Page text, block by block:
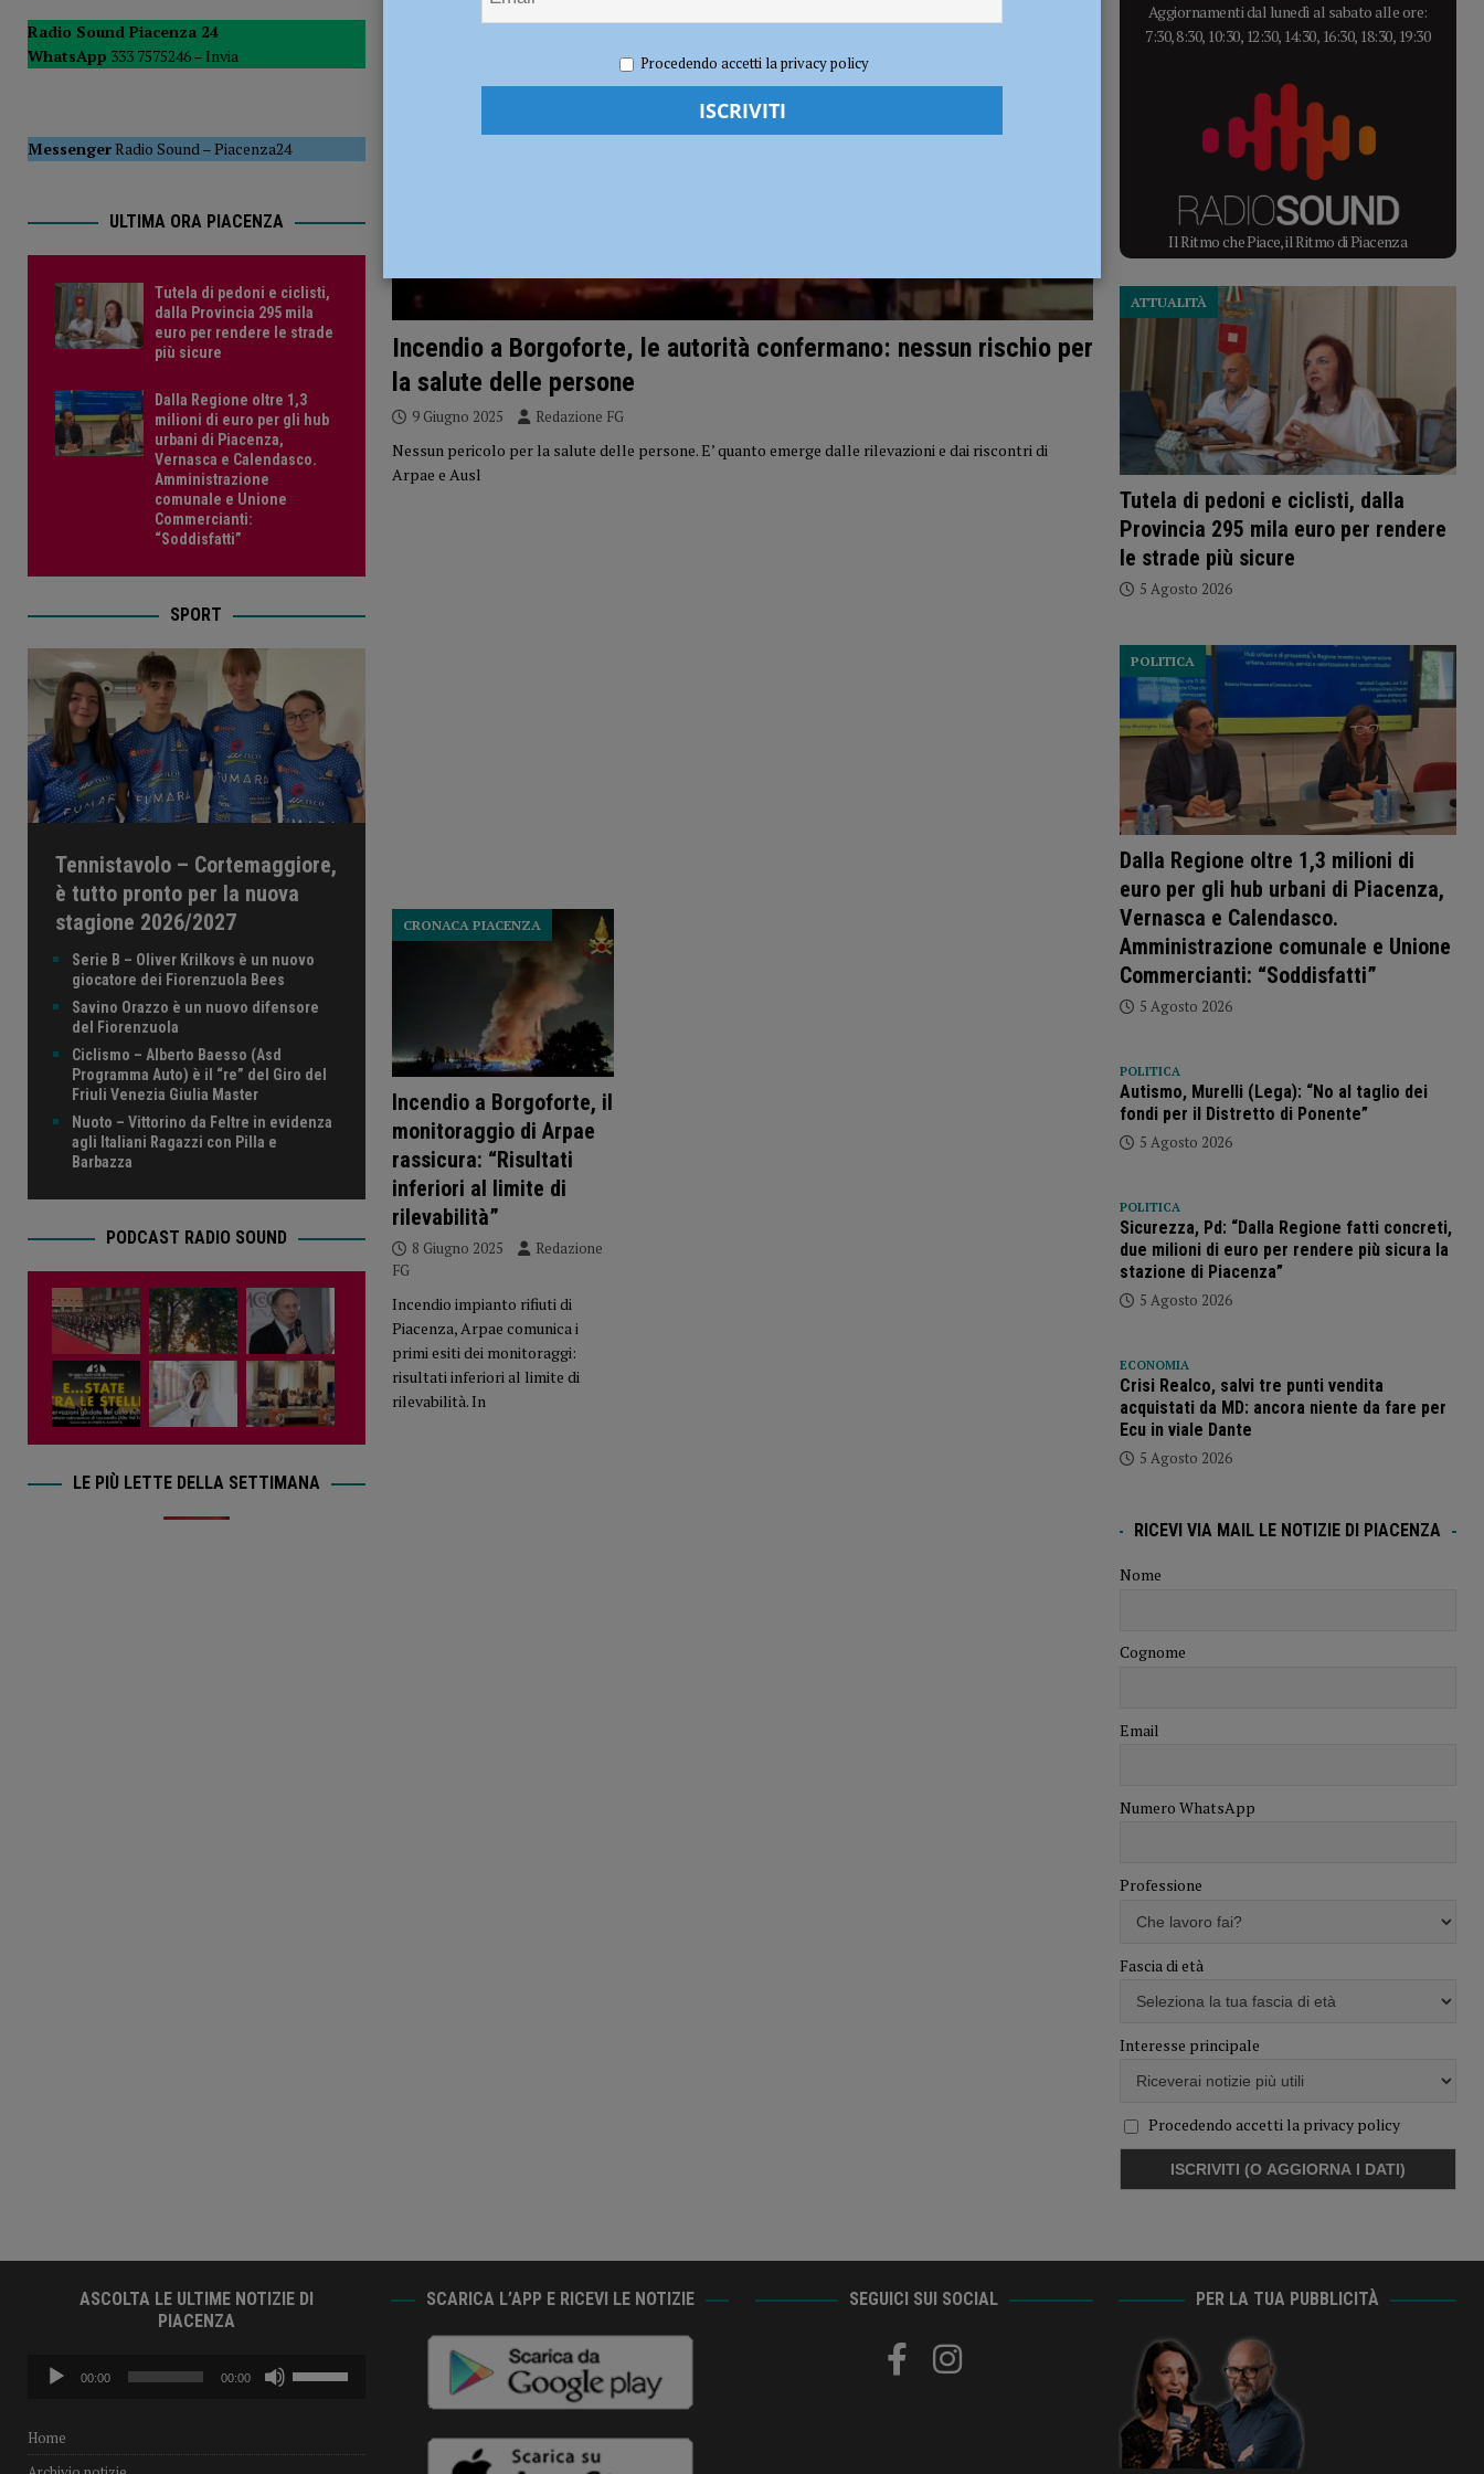
POLITICA
[ 5 Agosto 2026 ] Caldo estremo e asili nido, Tagliaferri (FdI): “Verificare subito la situazione nella provincia di Piacenza”
Incendio a Borgoforte, le autorità confermano: nessun rischio per
la salute delle persone
9 Giugno 2025 Redazione FG
Nessun pericolo per la salute delle persone. E’ quanto emerge dalle rilevazioni e dai riscontri di
Arpae e Ausl
CRONACA PIACENZA
Incendio a Borgoforte, il
monitoraggio di Arpae
rassicura: “Risultati
inferiori al limite di
rilevabilità”
8 Giugno 2025
Redazione
FG
Incendio impianto rifiuti di
Piacenza, Arpae comunica i
primi esiti dei monitoraggi:
risultati inferiori al limite di
rilevabilità. In
Radio Sound Piacenza 24
WhatsApp 333 7575246 – Invia
MessengerRadio Sound–Piacenza24
ULTIMA ORA PIACENZA
Tutela di pedoni e ciclisti,
dalla Provincia 295 mila
euro per rendere le strade
più sicure
Dalla Regione oltre 1,3
milioni di euro per gli hub
urbani di Piacenza,
Vernasca e Calendasco.
Amministrazione
comunale e Unione
Commercianti:
“Soddisfatti”
SPORT
Tennistavolo – Cortemaggiore,
è tutto pronto per la nuova
stagione 2026/2027
Serie B – Oliver Krilkovs è un nuovo
giocatore dei Fiorenzuola Bees
Savino Orazzo è un nuovo difensore
del Fiorenzuola
Ciclismo – Alberto Baesso (Asd
Programma Auto) è il “re” del Giro del
Friuli Venezia Giulia Master
Nuoto – Vittorino da Feltre in evidenza
agli Italiani Ragazzi con Pilla e
Barbazza
PODCAST RADIO SOUND
LE PIÙ LETTE DELLA SETTIMANA
Aggiornamenti dal lunedì al sabato alle ore:
7:30, 8:30, 10:30, 12:30, 14:30, 16:30, 18:30, 19:30
Il Ritmo che Piace, il Ritmo di Piacenza
Tutela di pedoni e ciclisti, dalla
Provincia 295 mila euro per rendere
le strade più sicure
ATTUALITÀ
5 Agosto 2026
Dalla Regione oltre 1,3 milioni di
euro per gli hub urbani di Piacenza,
Vernasca e Calendasco.
Amministrazione comunale e Unione
Commercianti: “Soddisfatti”
POLITICA
5 Agosto 2026
POLITICA
Autismo, Murelli (Lega): “No al taglio dei
fondi per il Distretto di Ponente”
5 Agosto 2026
POLITICA
Sicurezza, Pd: “Dalla Regione fatti concreti,
due milioni di euro per rendere più sicura la
stazione di Piacenza”
5 Agosto 2026
ECONOMIA
Crisi Realco, salvi tre punti vendita
acquistati da MD: ancora niente da fare per
Ecu in viale Dante
5 Agosto 2026
RICEVI VIA MAIL LE NOTIZIE DI PIACENZA
Nome
Cognome
Email
Numero WhatsApp
Professione
Fascia di età
Interesse principale
Procedendo accetti la privacy policy
ASCOLTA LE ULTIME NOTIZIE DI
PIACENZA
Audio
Player
00:00 00:00
i
su/giù
Home
SCARICA L’APP E RICEVI LE NOTIZIE SEGUICI SUI SOCIAL PER LA TUA PUBBLICITÀ
Procedendo accetti la privacy policy